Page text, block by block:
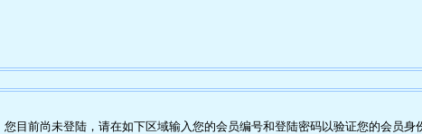
您目前尚未登陆，请在如下区域输入您的会员编号和登陆密码以验证您的会员身